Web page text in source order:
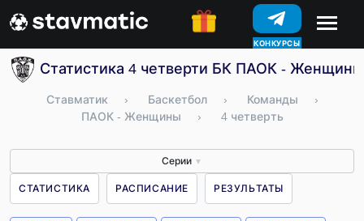
КОНКУРСЫ
Статистика 4 четверти БК ПАОК -
Ставматик › Баскетбол › Команды
›
ПАОК - Женщины
› 4 четверть
Серии ▼
СТАТИСТИКА РАСПИСАНИЕ РЕЗУЛЬТАТЫ